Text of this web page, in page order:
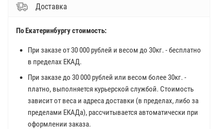
Доставка
По Екатеринбургу стоимость:
При заказе от 30 000 рублей и весом до 30кг. - бесплатно
в пределах ЕКАД.
При заказе до 30 000 рублей или весом более 30кг. -
платно, выполняется курьерской службой. Стоимость
зависит от веса и адреса доставки (в пределах, либо за
пределами ЕКАДа), рассчитывается автоматически при
оформлении заказа.